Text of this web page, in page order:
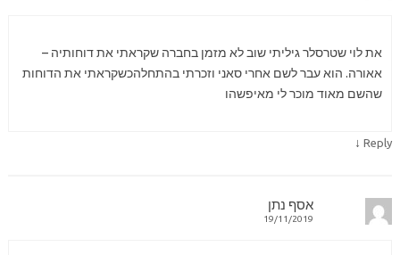
את לוי שטרסלר גיליתי שוב לא מזמן בחברה שקראתי את דוחותיה –
אאורה. הוא עבר לשם אחרי סאני וזכרתי בהתחלהכשקראתי את הדוחות
שהשם מאוד מוכר לי מאיפשהו
Reply
↓
אסף נתן
19/11/2019